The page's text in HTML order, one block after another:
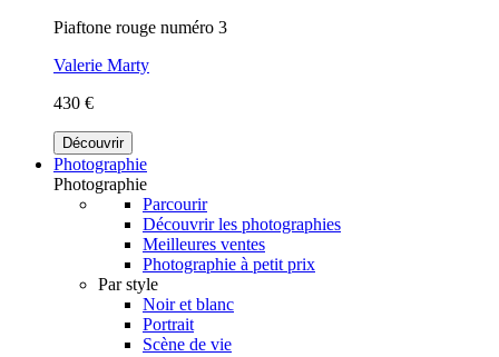
Piaftone rouge numéro 3
Valerie Marty
430 €
Découvrir
Photographie
Photographie
Parcourir
Découvrir les photographies
Meilleures ventes
Photographie à petit prix
Par style
Noir et blanc
Portrait
Scène de vie